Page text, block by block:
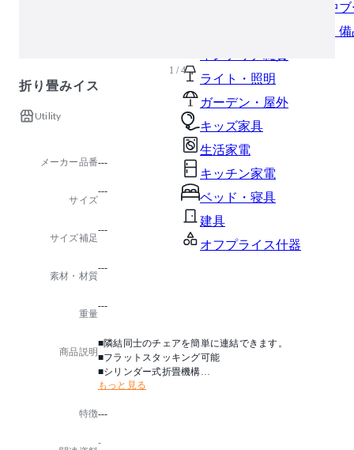
パーソナルブース・集中
オフィスアクセサリー・
ライト・照明
ガーデン・屋外
キッズ家具
生活家電
キッチン家電
ベッド・寝具
建具
オフプライス什器
1 / 4
折り畳みイス
Utility
メーカー品番---
サイズ
---
サイズ補足
---
素材・材質
---
重量
---
商品説明
■隣結同士のチェアを簡単に連結できます。
■フラットスタッキング可能
■シリンダー式折畳機構
生産国：台湾
もっと見る
特徴---
-